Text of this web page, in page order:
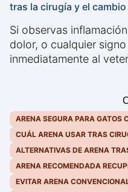
tras la cirugía y el cambio
Si observas
dolor, o cualquier
inmediatamente al
ARENA SEGURA PARA GATOS
CUÁL ARENA USAR TRAS
ALTERNATIVAS DE ARENA
ARENA RECOMENDADA
EVITAR ARENA